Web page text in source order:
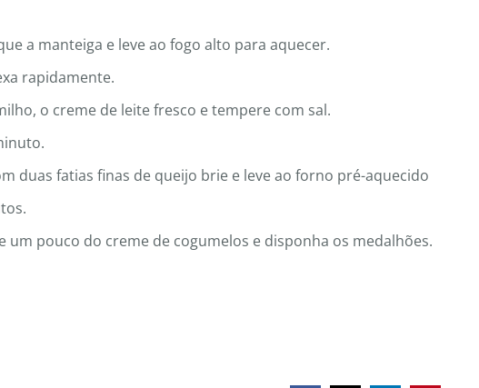
a manteiga e leve ao fogo alto para aquecer.
rapidamente.
o creme de leite fresco e tempere com sal.
duas fatias finas de queijo brie e leve ao forno pré-aquecido
um pouco do creme de cogumelos e disponha os medalhões.